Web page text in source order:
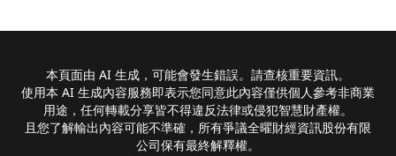
本頁面由 AI 生成，可能會發生錯誤。請查核重要資訊。
使用本 AI 生成內容服務即表示您同意此內容僅供個人參考非商業
用途，任何轉載分享皆不得違反法律或侵犯智慧財產權。
且您了解輸出內容可能不準確，所有爭議全曜財經資訊股份有限
公司保有最終解釋權。